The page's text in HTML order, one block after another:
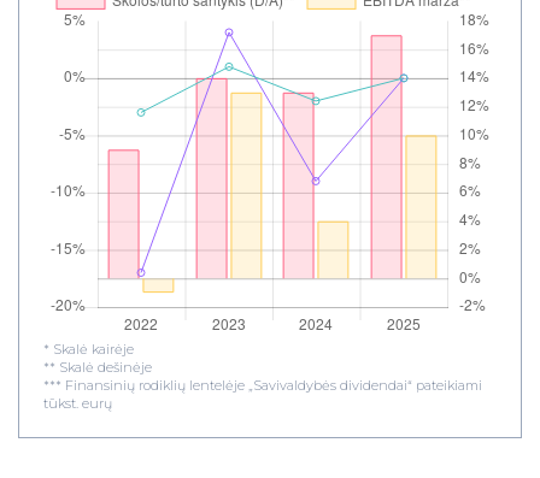
* Skalė kairėje
** Skalė dešinėje
*** Finansinių rodiklių lentelėje „Savivaldybės dividendai“ pateikiami
tūkst. eurų